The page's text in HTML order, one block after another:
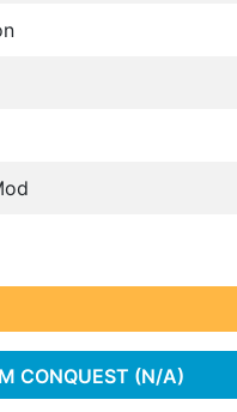
CONQUEST (N/A)